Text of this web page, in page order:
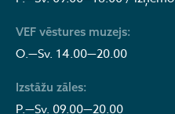
VEF vēstures muzejs:
O.—Sv. 14.00—20.00
Izstāžu zāles:
P.—Sv. 09.00—20.00